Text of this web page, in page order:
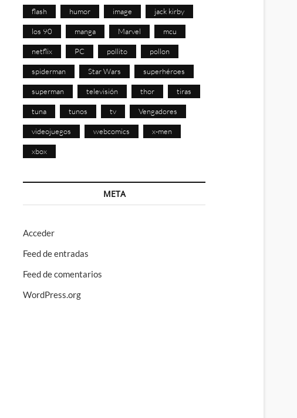
flash humor image jack kirby
los 90 manga Marvel mcu
netflix PC pollito pollon
spiderman Star Wars superhéroes
superman televisión thor tiras
tuna tunos tv Vengadores
videojuegos webcomics x-men
xbox
META
Acceder
Feed de entradas
Feed de comentarios
WordPress.org